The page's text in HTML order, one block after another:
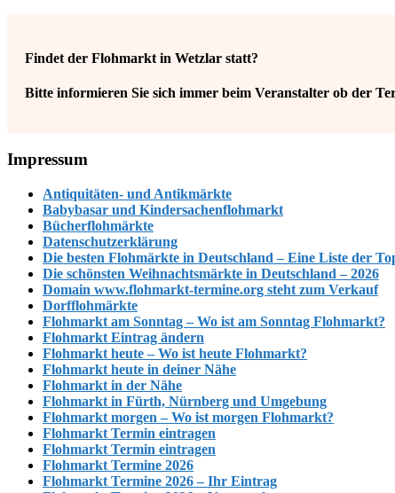
Findet der Flohmarkt in Wetzlar statt?
Bitte informieren Sie sich immer beim Veranstalter ob der
Footer
Impressum
Antiquitäten- und Antikmärkte
Babybasar und Kindersachenflohmarkt
Bücherflohmärkte
Datenschutzerklärung
Die besten Flohmärkte in Deutschland – Eine Liste der
Die schönsten Weihnachtsmärkte in Deutschland – 2026
Domain www.flohmarkt-termine.org steht zum Verkauf
Dorfflohmärkte
Flohmarkt am Sonntag – Wo ist am Sonntag Flohmarkt?
Flohmarkt Eintrag ändern
Flohmarkt heute – Wo ist heute Flohmarkt?
Flohmarkt heute in deiner Nähe
Flohmarkt in der Nähe
Flohmarkt in Fürth, Nürnberg und Umgebung
Flohmarkt morgen – Wo ist morgen Flohmarkt?
Flohmarkt Termin eintragen
Flohmarkt Termin eintragen
Flohmarkt Termine 2026
Flohmarkt Termine 2026 – Ihr Eintrag